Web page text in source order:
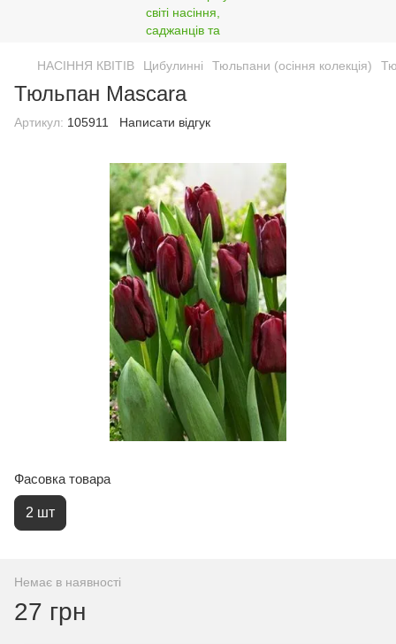
НАСІННЯ КВІТІВ Цибулинні Тюльпани (осіння колекція)
Тюльпан Mascara
Артикул: 105911 Написати відгук
Фасовка товара
2 шт
Немає в наявності
27 грн